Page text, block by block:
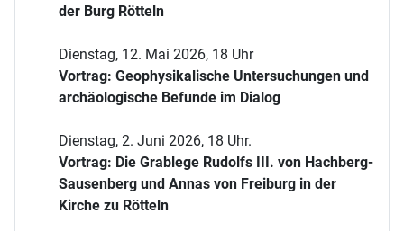
der Burg Rötteln
Dienstag, 12. Mai 2026, 18 Uhr
Vortrag: Geophysikalische Untersuchungen und
archäologische Befunde im Dialog
Dienstag, 2. Juni 2026, 18 Uhr.
Vortrag: Die Grablege Rudolfs III. von Hachberg-
Sausenberg und Annas von Freiburg in der
Kirche zu Rötteln